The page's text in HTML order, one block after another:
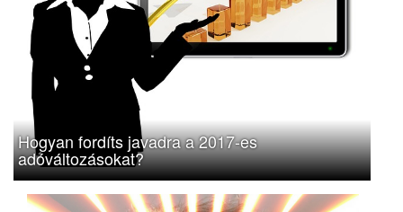
Hogyan fordíts javadra a 2017-es
adóváltozásokat?